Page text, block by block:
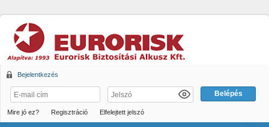
Bejelentkezés
Mire jó ez? Regisztráció Elfelejtett jelszó